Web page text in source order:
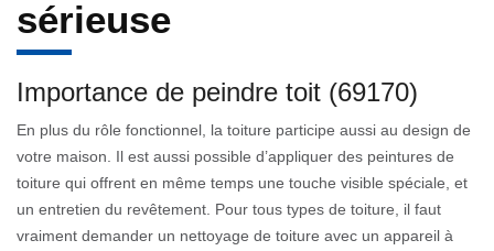
sérieuse
Importance de peindre toit (69170)
En plus du rôle fonctionnel, la toiture participe aussi au design de
votre maison. Il est aussi possible d’appliquer des peintures de
toiture qui offrent en même temps une touche visible spéciale, et
un entretien du revêtement. Pour tous types de toiture, il faut
vraiment demander un nettoyage de toiture avec un appareil à